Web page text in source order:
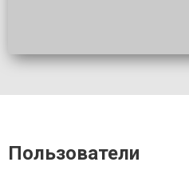
Пользователи